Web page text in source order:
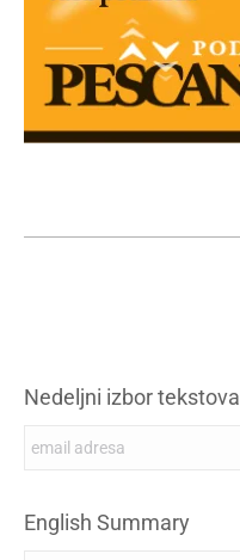
Nedeljni izbor tekstova
English Summary